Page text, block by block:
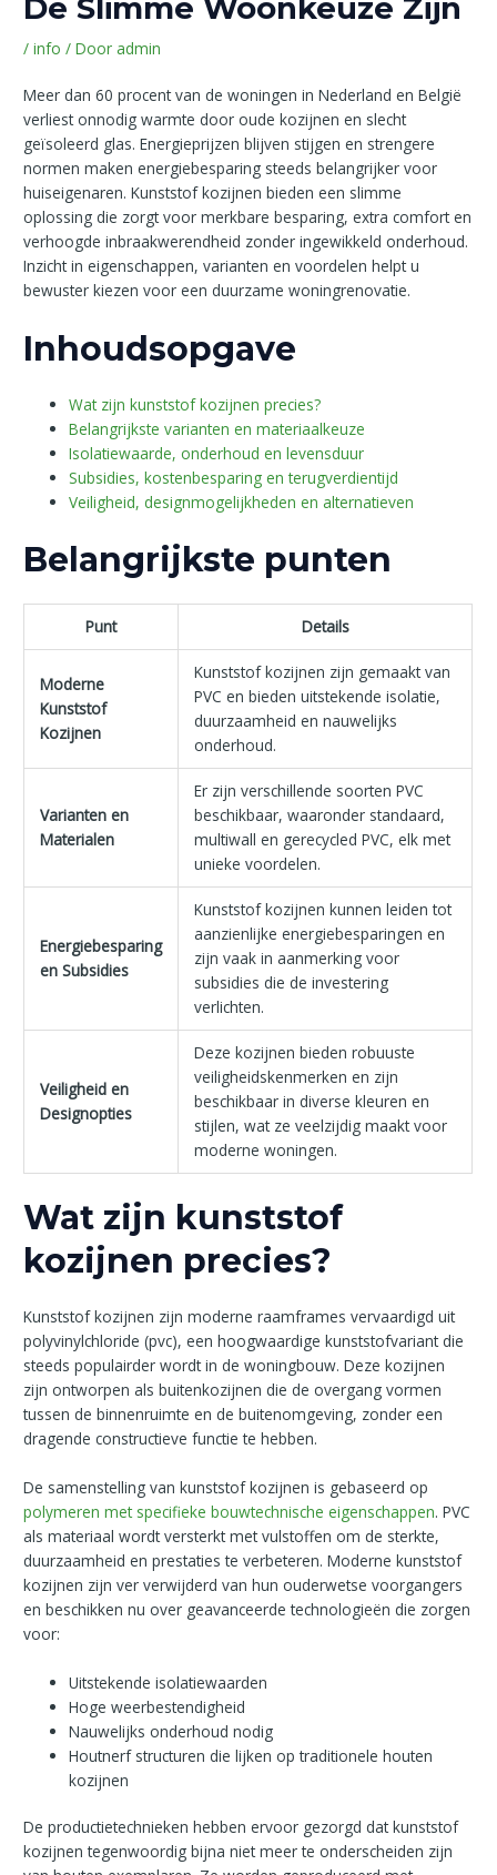
De Slimme Woonkeuze Zijn
/info / Door admin
Meer dan 60 procent van de woningen in Nederland en België
verliest onnodig warmte door oude kozijnen en slecht
geïsoleerd glas. Energieprijzen blijven stijgen en strengere
normen maken energiebesparing steeds belangrijker voor
huiseigenaren. Kunststof kozijnen bieden een slimme
oplossing die zorgt voor merkbare besparing, extra comfort en
verhoogde inbraakwerendheid zonder ingewikkeld onderhoud.
Inzicht in eigenschappen, varianten en voordelen helpt u
bewuster kiezen voor een duurzame woningrenovatie.
Inhoudsopgave
Wat zijn kunststof kozijnen precies?
Belangrijkste varianten en materiaalkeuze
Isolatiewaarde, onderhoud en levensduur
Subsidies, kostenbesparing en terugverdientijd
Veiligheid, designmogelijkheden en alternatieven
Belangrijkste punten
Punt Details
Moderne
Kunststof
Kozijnen
Kunststof kozijnen zijn gemaakt van
PVC en bieden uitstekende isolatie,
duurzaamheid en nauwelijks
onderhoud.
Varianten en
Materialen
Er zijn verschillende soorten PVC
beschikbaar, waaronder standaard,
multiwall en gerecycled PVC, elk met
unieke voordelen.
Energiebesparing
en Subsidies
Kunststof kozijnen kunnen leiden tot
aanzienlijke energiebesparingen en
zijn vaak in aanmerking voor
subsidies die de investering
verlichten.
Veiligheid en
Designopties
Deze kozijnen bieden robuuste
veiligheidskenmerken en zijn
beschikbaar in diverse kleuren en
stijlen, wat ze veelzijdig maakt voor
moderne woningen.
Wat zijn kunststof
kozijnen precies?
Kunststof kozijnen zijn moderne raamframes vervaardigd uit
polyvinylchloride (pvc), een hoogwaardige kunststofvariant die
steeds populairder wordt in de woningbouw. Deze kozijnen
zijn ontworpen als buitenkozijnen die de overgang vormen
tussen de binnenruimte en de buitenomgeving, zonder een
dragende constructieve functie te hebben.
De samenstelling van kunststof kozijnen is gebaseerd op
polymeren met specifieke bouwtechnische eigenschappen. PVC
als materiaal wordt versterkt met vulstoffen om de sterkte,
duurzaamheid en prestaties te verbeteren. Moderne kunststof
kozijnen zijn ver verwijderd van hun ouderwetse voorgangers
en beschikken nu over geavanceerde technologieën die zorgen
voor:
Uitstekende isolatiewaarden
Hoge weerbestendigheid
Nauwelijks onderhoud nodig
Houtnerf structuren die lijken op traditionele houten
kozijnen
De productietechnieken hebben ervoor gezorgd dat kunststof
kozijnen tegenwoordig bijna niet meer te onderscheiden zijn